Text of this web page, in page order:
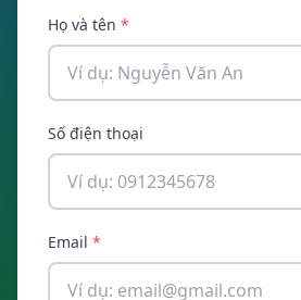
Họ và tên *
Số điện thoại
Email *